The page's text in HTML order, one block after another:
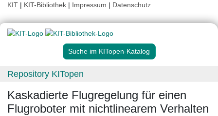
KIT | KIT-Bibliothek | Impressum | Datenschutz
Suche im KITopen-Katalog
Repository KITopen
Kaskadierte Flugregelung für einen
Flugroboter mit nichtlinearem Verhalten